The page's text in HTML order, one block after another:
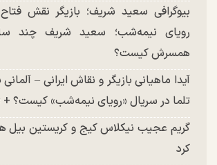
بیوگرافی سعید شریف؛ بازیگر نقش
رویای نیمه‌شب؛ سعید شریف چند
همسرش کیست؟
آیدا ماهیانی بازیگر و نقاش ایرانی –
تلما در سریال «رویای نیمه‌شب» کیست؟ +
گریم عجیب نیکلاس کیج و کریستین بیل
کرد